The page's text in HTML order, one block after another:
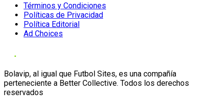
Términos y Condiciones
Políticas de Privacidad
Política Editorial
Ad Choices
Bolavip, al igual que Futbol Sites, es una compañía
perteneciente a Better Collective. Todos los derechos
reservados